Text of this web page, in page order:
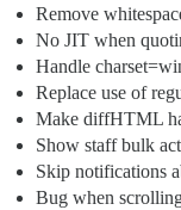
Remove
No JIT when
Handle
Replace use of
Make diffHTML
Show staff bulk
Skip notifications
Bug when